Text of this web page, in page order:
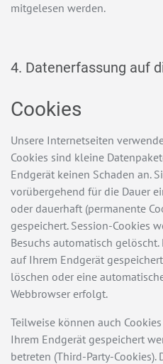
mitgelesen werden.
4. Datenerfassung auf
Cookies
Unsere Internetseiten
Cookies sind kleine
Endgerät keinen Schaden an.
vorübergehend für die Dauer
oder dauerhaft (permanente
gespeichert. Session-Cookies
Besuchs automatisch
auf Ihrem Endgerät
löschen oder eine
Webbrowser erfolgt.
Teilweise können auch
Ihrem Endgerät gespeichert
betreten (Third-Party-